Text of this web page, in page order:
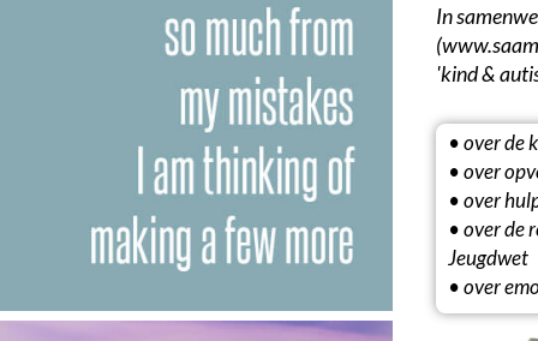
In
'kind &
• over de
• over
• over
• over de
Jeugdwet
• over